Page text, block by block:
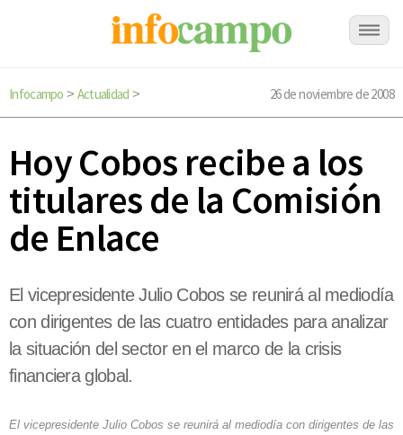
Infocampo > Actualidad > 26 de noviembre de 2008
Hoy Cobos recibe a los
titulares de la Comisión
de Enlace
El vicepresidente Julio Cobos se reunirá al mediodía
con dirigentes de las cuatro entidades para analizar
la situación del sector en el marco de la crisis
financiera global.
El vicepresidente Julio Cobos se reunirá al mediodía con dirigentes de las